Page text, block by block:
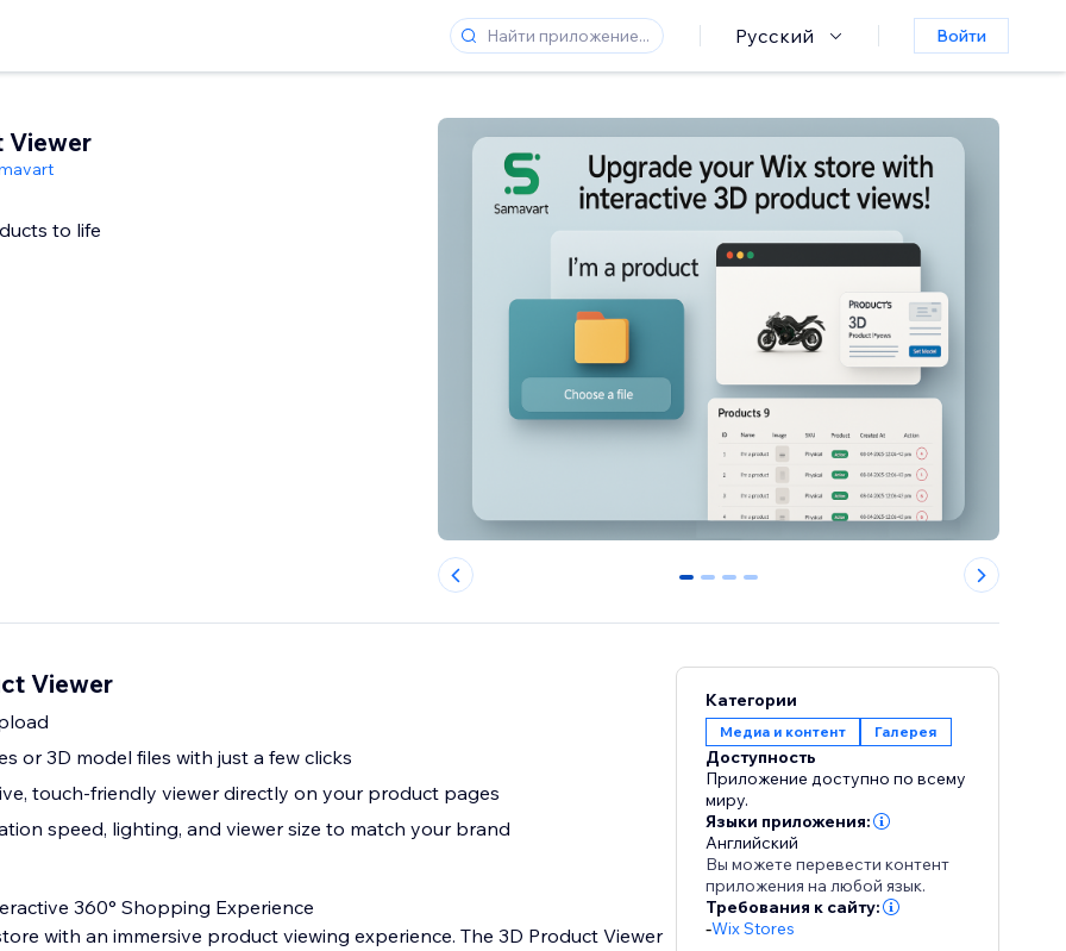
Русский Войти
Viewer
to life
0 1 2 3
Viewer
or 3D model files with just a few clicks
touch-friendly viewer directly on your product pages
speed, lighting, and viewer size to match your brand
360° Shopping Experience
with an immersive product viewing experience. The 3D Product Viewer
Категории
Медиа и контент Галерея
Доступность
Приложение доступно по всему
миру.
Языки приложения:
Английский
Вы можете перевести контент
приложения на любой язык.
Требования к сайту:
-Wix Stores